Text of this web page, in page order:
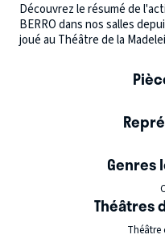
Découvrez le résumé de
BERRO dans nos salles
joué au Théâtre de la
Genres
Théâtres
Théâtre